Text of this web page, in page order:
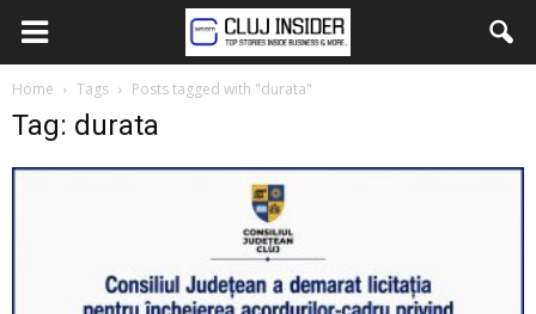
Home Tags Posts tagged with "durata"
Tag: durata